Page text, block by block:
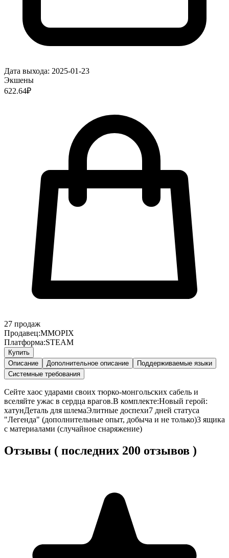
Дата выхода: 2025-01-23
Экшены
622.64₽
27 продаж
Продавец:MMOPIX
Платформа:STEAM
Купить
Описание
Дополнительное описание
Поддерживаемые языки
Системные требования
Сейте хаос ударами своих тюрко-монгольских сабель и
вселяйте ужас в сердца врагов.В комплекте:Новый герой:
хатунДеталь для шлемаЭлитные доспехи7 дней статуса
"Легенда" (дополнительные опыт, добыча и не только)3 ящика
с материалами (случайное снаряжение)
Отзывы ( последних 200 отзывов )